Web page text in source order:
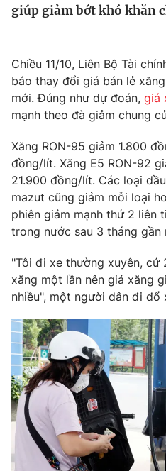
Thế giới
Thế giới đó đây
Câu chuyện quốc tế
Tài chính
Thị trường
Dữ liệu và đời sống
Phim VTV
Hậu trường
Nhân vật
Giải sao mai
Giải trí
Điện ảnh
Âm nhạc
Sao
Đời sống
Du lịch
Làm đẹp
Chất lượng cuộc sống
Tuyển sinh
Công nghệ
Hitech Công nghệ tương lai
Sản phẩm
Thị trường
Tư vấn
Giao lưu trực tuyến
Lịch phát sóng
Chuyên mục khác
Emagazine
giúp giảm bớt khó khăn
Chiều 11/10, Liên Bộ Tài
báo thay đổi giá bán lẻ
mới. Đúng như dự đoán, giá
mạnh theo đà giảm chung
Xăng RON-95 giảm 1.800
đồng/lít. Xăng E5 RON-92
21.900 đồng/lít. Các loại
mazut cũng giảm mỗi loại
phiên giảm mạnh thứ 2 liên
trong nước sau 3 tháng gần
"Tôi đi xe thường xuyên,
xăng một lần nên giá xăng
nhiều", một người dân đi đổ